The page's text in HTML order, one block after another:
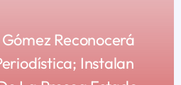
Reconocerá
Instalan